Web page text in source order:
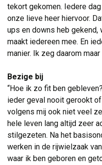
tekort gekomen. Iedere
onze lieve heer hiervoor.
ups en downs heb gekend,
maakt iedereen mee. En
manier. Ik zeg daarom
Bezige bij
“Hoe ik zo fit ben
ieder geval nooit gerookt
volgens mij ook niet veel
hele leven lang altijd zeer
stilgezeten. Na het
werken in de rijwielzaak
waar ik ben geboren en